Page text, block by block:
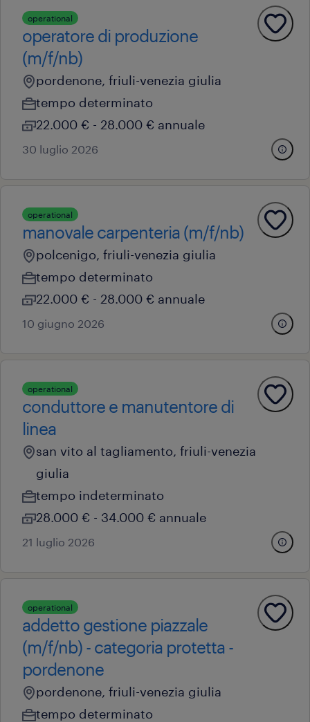
operational
operatore di produzione
(m/f/nb)
pordenone, friuli-venezia giulia
tempo determinato
22.000 € - 28.000 € annuale
30 luglio 2026
operational
manovale carpenteria (m/f/nb)
polcenigo, friuli-venezia giulia
tempo determinato
22.000 € - 28.000 € annuale
10 giugno 2026
operational
conduttore e manutentore di
linea
san vito al tagliamento, friuli-venezia
giulia
tempo indeterminato
28.000 € - 34.000 € annuale
21 luglio 2026
operational
addetto gestione piazzale
(m/f/nb) - categoria protetta -
pordenone
pordenone, friuli-venezia giulia
tempo determinato